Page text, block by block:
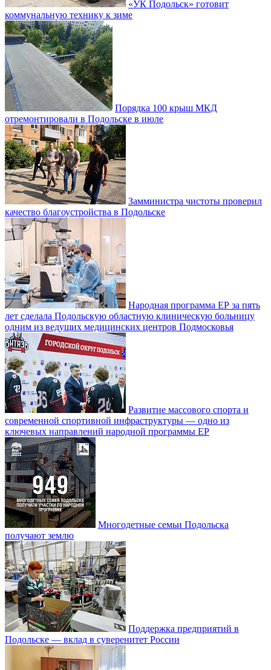
«УК Подольск» готовит
коммунальную технику к зиме
Порядка 100 крыш МКД
отремонтировали в Подольске в июле
Замминистра чистоты проверил
качество благоустройства в Подольске
Народная программа ЕР за пять
лет сделала Подольскую областную клиническую больницу
одним из ведущих медицинских центров Подмосковья
Развитие массового спорта и
современной спортивной инфраструктуры — одно из
ключевых направлений народной программы ЕР
Многодетные семьи Подольска
получают землю
Поддержка предприятий в
Подольске — вклад в суверенитет России